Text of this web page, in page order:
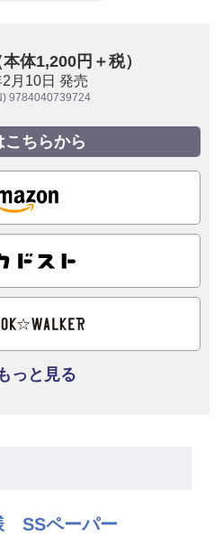
体1,200円＋税）
月10日 発売
9784040739724
こちらから
っと見る
SSペーパー